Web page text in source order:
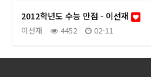
2012학년도 수능 만점 - 이선재
이선재 4452 02-11